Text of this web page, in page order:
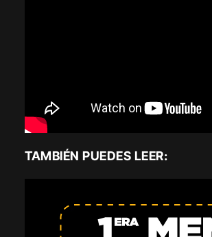
TAMBIÉN PUEDES LEER: